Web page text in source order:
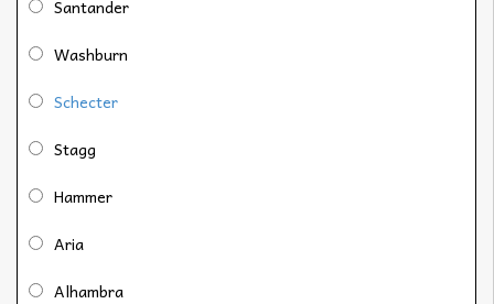
Santander
Washburn
Schecter
Stagg
Hammer
Aria
Alhambra